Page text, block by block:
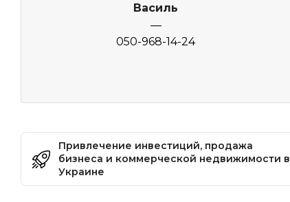
Василь
—
050-968-14-24
Привлечение инвестиций, продажа
бизнеса и коммерческой недвижимости в
Украине